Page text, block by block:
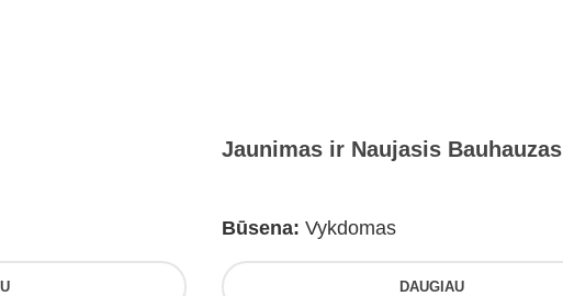
Jaunimas ir Naujasis Bauhauzas
Būsena: Vykdomas
DAUGIAU